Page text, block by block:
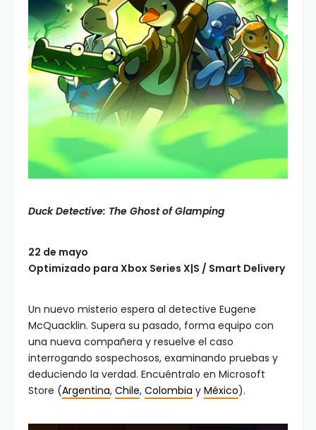
Duck Detective: The Ghost of Glamping
22 de mayo
Optimizado para Xbox Series X|S / Smart Delivery
Un nuevo misterio espera al detective Eugene
McQuacklin. Supera su pasado, forma equipo con
una nueva compañera y resuelve el caso
interrogando sospechosos, examinando pruebas y
deduciendo la verdad. Encuéntralo en Microsoft
Store (Argentina, Chile, Colombia y México).